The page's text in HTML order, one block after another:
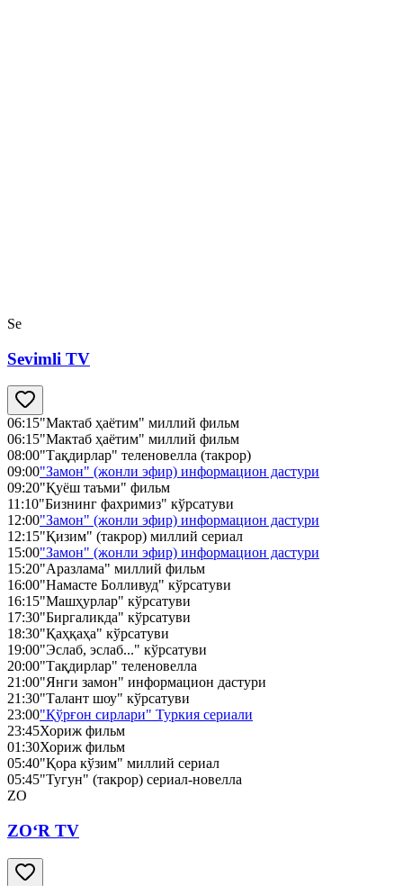
Se
Sevimli TV
06:15"Мактаб ҳаётим" миллий фильм
06:15"Мактаб ҳаётим" миллий фильм
08:00"Тақдирлар" теленовелла (такрор)
09:00"Замон" (жонли эфир) информацион дастури
09:20"Қуёш таъми" фильм
11:10"Бизнинг фахримиз" кўрсатуви
12:00"Замон" (жонли эфир) информацион дастури
12:15"Қизим" (такрор) миллий сериал
15:00"Замон" (жонли эфир) информацион дастури
15:20"Аразлама" миллий фильм
16:00"Намасте Болливуд" кўрсатуви
16:15"Машҳурлар" кўрсатуви
17:30"Биргаликда" кўрсатуви
18:30"Қаҳқаҳа" кўрсатуви
19:00"Эслаб, эслаб..." кўрсатуви
20:00"Тақдирлар" теленовелла
21:00"Янги замон" информацион дастури
21:30"Талант шоу" кўрсатуви
23:00"Қўрғон сирлари" Туркия сериали
23:45Хориж фильм
01:30Хориж фильм
05:40"Қора кўзим" миллий сериал
05:45"Тугун" (такрор) сериал-новелла
ZO
ZO‘R TV